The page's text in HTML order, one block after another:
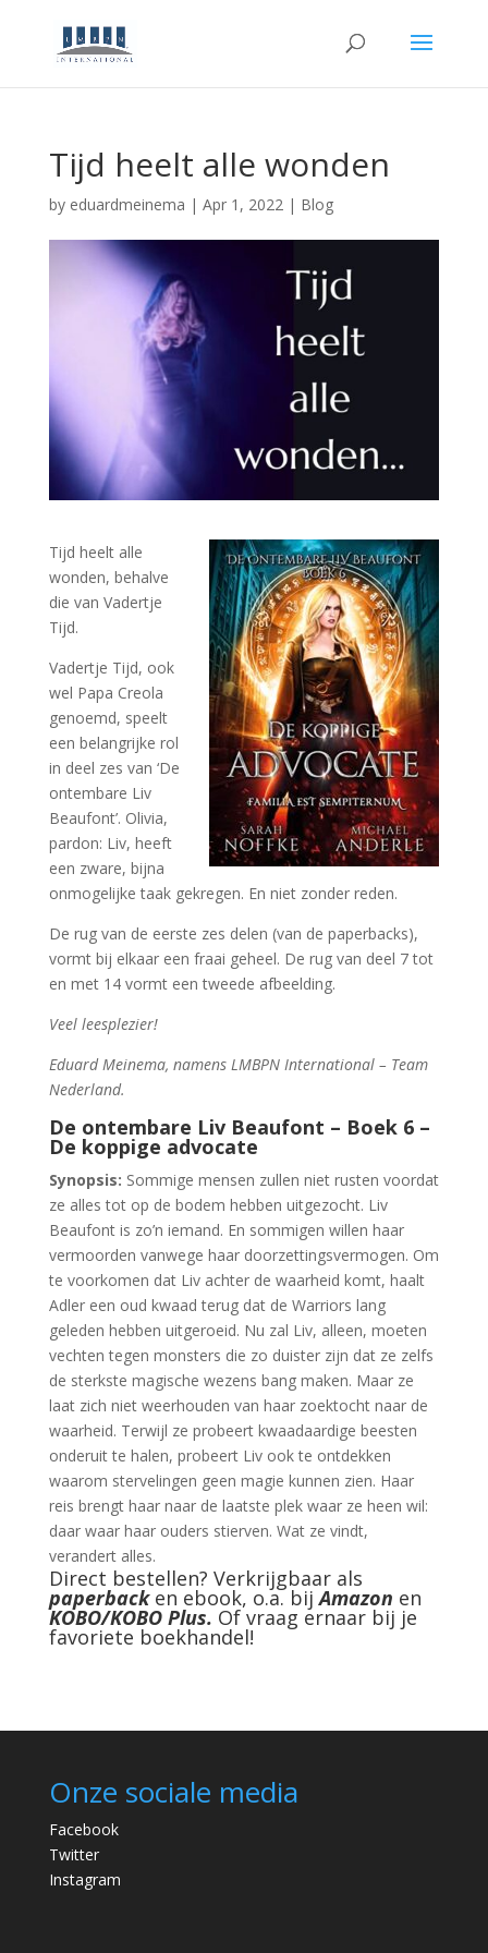
Tijd heelt alle wonden
by eduardmeinema | Apr 1, 2022| Blog
Tijd heelt alle
wonden, behalve
die van Vadertje
Tijd.
Vadertje Tijd, ook
wel Papa Creola
genoemd, speelt
een belangrijke rol
in deel zes van ‘De
ontembare Liv
Beaufont’. Olivia,
pardon: Liv, heeft
een zware, bijna
onmogelijke taak gekregen. En niet zonder reden.
De rug van de eerste zes delen (van de paperbacks),
vormt bij elkaar een fraai geheel. De rug van deel 7 tot
en met 14 vormt een tweede afbeelding.
Veel leesplezier!
Eduard Meinema, namens LMBPN International – Team
Nederland.
De ontembare Liv Beaufont – Boek 6 –
De koppige advocate
Synopsis: Sommige mensen zullen niet rusten voordat
ze alles tot op de bodem hebben uitgezocht. Liv
Beaufont is zo’n iemand. En sommigen willen haar
vermoorden vanwege haar doorzettingsvermogen. Om
te voorkomen dat Liv achter de waarheid komt, haalt
Adler een oud kwaad terug dat de Warriors lang
geleden hebben uitgeroeid. Nu zal Liv, alleen, moeten
vechten tegen monsters die zo duister zijn dat ze zelfs
de sterkste magische wezens bang maken. Maar ze
laat zich niet weerhouden van haar zoektocht naar de
waarheid. Terwijl ze probeert kwaadaardige beesten
onderuit te halen, probeert Liv ook te ontdekken
waarom stervelingen geen magie kunnen zien. Haar
reis brengt haar naar de laatste plek waar ze heen wil:
daar waar haar ouders stierven. Wat ze vindt,
verandert alles.
Direct bestellen? Verkrijgbaar als
paperback en ebook, o.a. bij Amazon en
KOBO/KOBO Plus. Of vraag ernaar bij je
favoriete boekhandel!
Onze sociale media
Facebook
Twitter
Instagram